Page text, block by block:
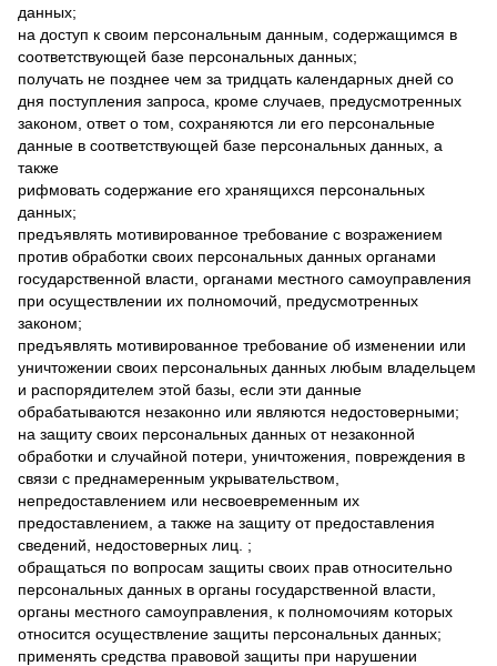
данных;
на доступ к своим персональным данным, содержащимся в
соответствующей базе персональных данных;
получать не позднее чем за тридцать календарных дней со
дня поступления запроса, кроме случаев, предусмотренных
законом, ответ о том, сохраняются ли его персональные
данные в соответствующей базе персональных данных, а
также
рифмовать содержание его хранящихся персональных
данных;
предъявлять мотивированное требование с возражением
против обработки своих персональных данных органами
государственной власти, органами местного самоуправления
при осуществлении их полномочий, предусмотренных
законом;
предъявлять мотивированное требование об изменении или
уничтожении своих персональных данных любым владельцем
и распорядителем этой базы, если эти данные
обрабатываются незаконно или являются недостоверными;
на защиту своих персональных данных от незаконной
обработки и случайной потери, уничтожения, повреждения в
связи с преднамеренным укрывательством,
непредоставлением или несвоевременным их
предоставлением, а также на защиту от предоставления
сведений, недостоверных лиц. ;
обращаться по вопросам защиты своих прав относительно
персональных данных в органы государственной власти,
органы местного самоуправления, к полномочиям которых
относится осуществление защиты персональных данных;
применять средства правовой защиты при нарушении